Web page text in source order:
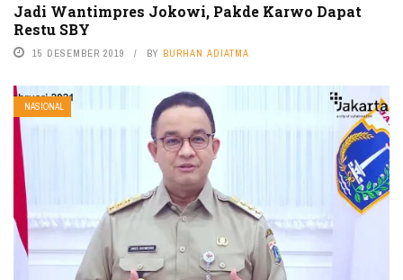
Jadi Wantimpres Jokowi, Pakde Karwo Dapat
Restu SBY
15 DESEMBER 2019 BY BURHAN ADIATMA
NASIONAL